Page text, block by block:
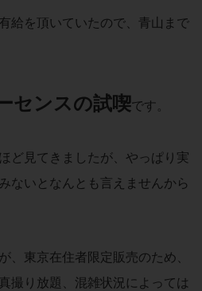
給を頂いていたので、青山まで
センスの試喫です。
ど見てきましたが、やっぱり実
ないとなんとも言えませんから
、東京在住者限定販売のため、
撮り放題、混雑状況によっては